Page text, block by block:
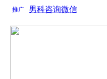
2019 关于如何全面认

推广 男科咨询微信